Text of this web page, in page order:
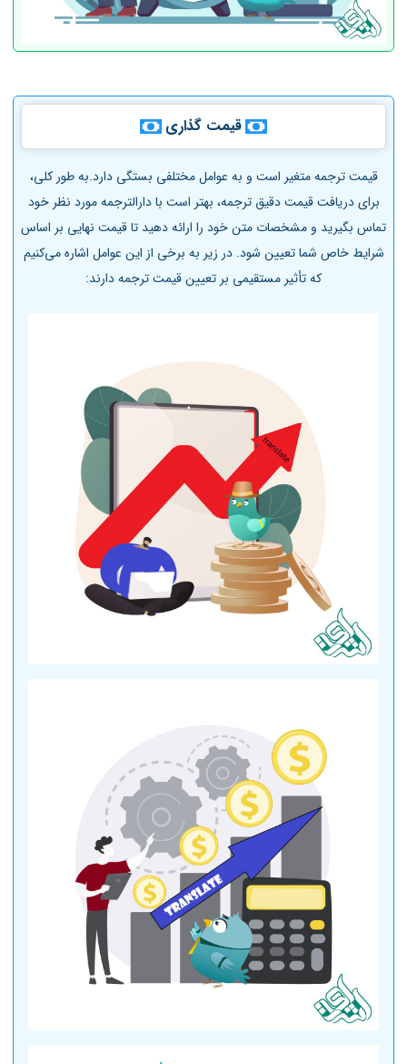
قیمت گذاری
قیمت ترجمه متغیر است و به عوامل مختلفی بستگی دارد.به طور کلی،
برای دریافت قیمت دقیق ترجمه، بهتر است با دارالترجمه مورد نظر خود
تماس بگیرید و مشخصات متن خود را ارائه دهید تا قیمت نهایی بر اساس
شرایط خاص شما تعیین شود. در زیر به برخی از این عوامل اشاره می‌کنیم
که تأثیر مستقیمی بر تعیین قیمت ترجمه دارند: